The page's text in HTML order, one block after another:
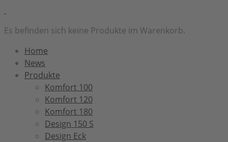
Es befinden sich keine Produkte im Warenkorb.
Home
News
Produkte
Komfort 100
Komfort 120
Komfort 180
Design 150 S
Design Eck